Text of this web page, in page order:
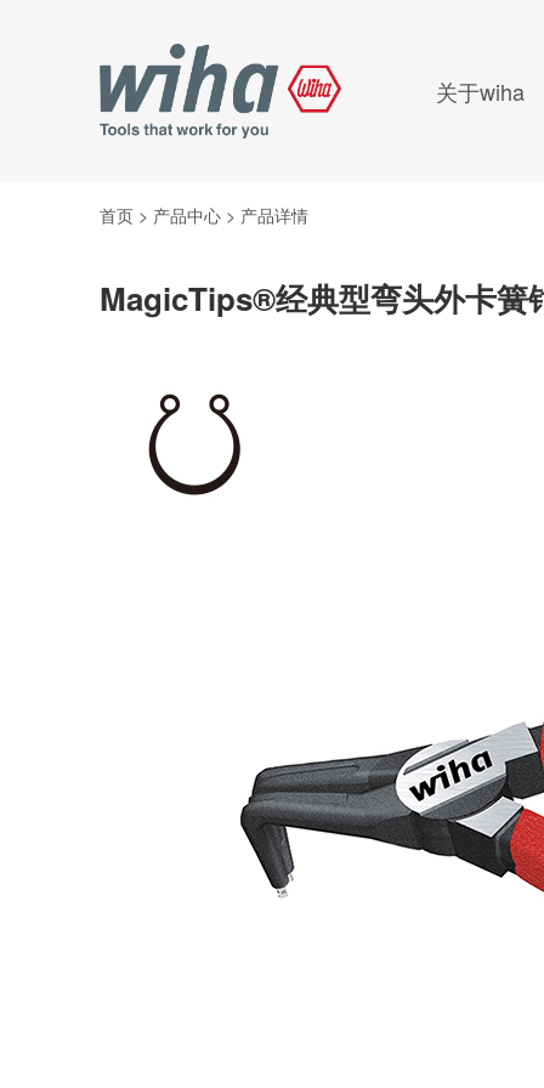
关于wiha
首页 > 产品中心 > 产品详情
MagicTips®经典型弯头外卡簧